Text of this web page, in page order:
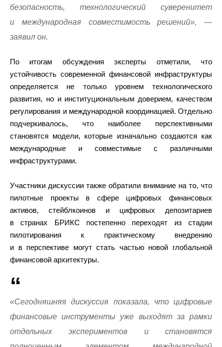
безопасность, технологический суверенитет
и международная совместимость решений», —
заявил он.
По итогам обсуждения эксперты отметили, что
устойчивость современной финансовой инфраструктуры
определяется не только уровнем технологического
развития, но и институциональным доверием, качеством
регулирования и международной координацией. Отдельно
подчеркивалось, что наиболее перспективными
становятся модели, которые изначально создаются как
международные и совместимые с различными
инфраструктурами.
Участники дискуссии также обратили внимание на то, что
пилотные проекты в сфере цифровых финансовых
активов, стейблкоинов и цифровых депозитариев
в странах БРИКС постепенно переходят из стадии
пилотирования к практическому внедрению
и в перспективе могут стать частью новой глобальной
финансовой архитектуры.
«Сегодняшняя дискуссия показала, что цифровые
финансовые инструменты уже выходят за рамки
отдельных экспериментов и становятся